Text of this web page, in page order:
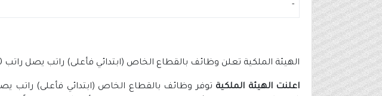
-
الهيئة الملكية تعلن وظائف بالقطاع الخاص (ابتدائي فأعلى) راتب يصل راتب 8400 ريال
اعلنت الهيئة الملكية